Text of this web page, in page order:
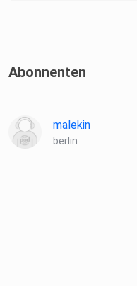
Abonnenten
malekin
berlin